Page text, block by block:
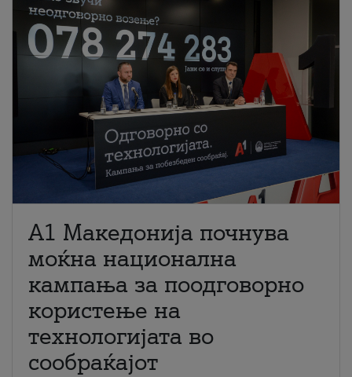
A1 Македонија почнува
моќна национална
кампања за поодговорно
користење на
технологијата во
сообраќајот